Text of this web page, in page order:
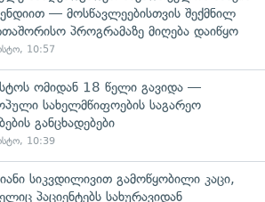
— მოსწავლეებისთვის შექმნილ
პროგრამაზე მიღება დაიწყო
10:57
ომიდან 18 წელი გავიდა —
სახელმწიფოების საგარეო
განცხადებები
10:39
სიკვდილივით გამოწყობილი კაცი,
პაციენტებს სახურავიდან